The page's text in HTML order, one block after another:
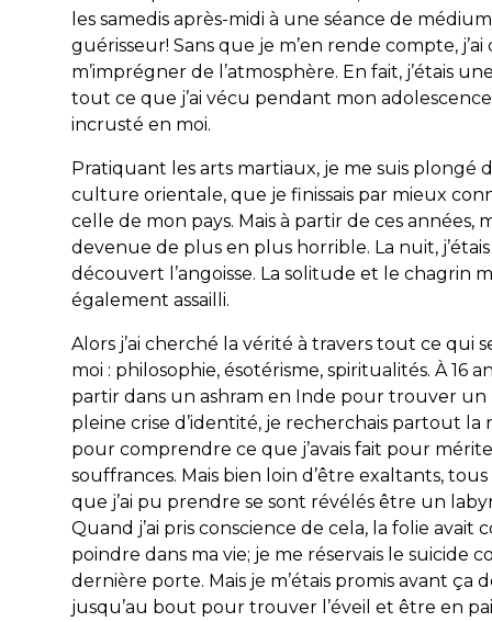
les samedis après-midi à une séance de
guérisseur! Sans que je m’en rende compte,
m’imprégner de l’atmosphère. En fait, j’étais
tout ce que j’ai vécu pendant mon adolescence
incrusté en moi.
Pratiquant les arts martiaux, je me suis plongé
culture orientale, que je finissais par mieux
celle de mon pays. Mais à partir de ces années,
devenue de plus en plus horrible. La nuit, j’étais
découvert l’angoisse. La solitude et le chagrin
également assailli.
Alors j’ai cherché la vérité à travers tout ce qui
moi : philosophie, ésotérisme, spiritualités. À 16
partir dans un ashram en Inde pour trouver un
pleine crise d’identité, je recherchais partout la
pour comprendre ce que j’avais fait pour
souffrances. Mais bien loin d’être exaltants,
que j’ai pu prendre se sont révélés être un
Quand j’ai pris conscience de cela, la folie avait
poindre dans ma vie; je me réservais le suicide
dernière porte. Mais je m’étais promis avant ça
jusqu’au bout pour trouver l’éveil et être en